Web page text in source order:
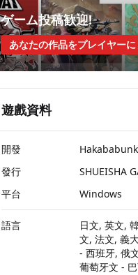
ゲーム投稿歓迎!
あなたの作品をプレイヤーに
遊戲資料
開發
發行
SHUEISHA
平台
Windows
語言
日文, 英文,
文, 法文, 義
- 西班牙, 俄
葡萄牙文 -